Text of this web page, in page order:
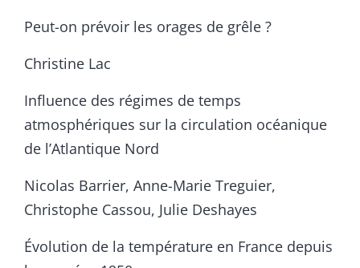
Peut-on prévoir les orages de grêle ?
Christine Lac
Influence des régimes de temps
atmosphériques sur la circulation océanique
de l’Atlantique Nord
Nicolas Barrier, Anne-Marie Treguier,
Christophe Cassou, Julie Deshayes
Évolution de la température en France depuis